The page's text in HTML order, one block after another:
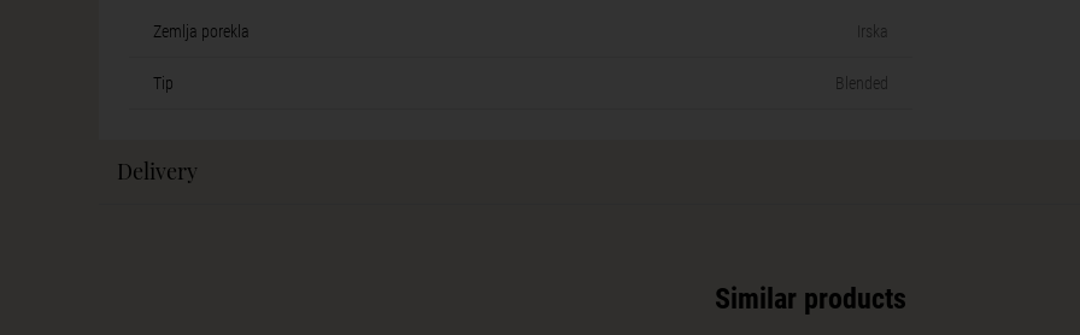
Zemlja porekla Irska
Tip Blended
Delivery
Similar products